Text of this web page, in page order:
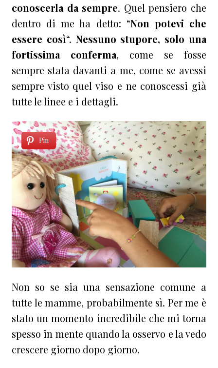
conoscerla da sempre. Quel pensiero che
dentro di me ha detto: “Non potevi che
essere così“. Nessuno stupore, solo una
fortissima conferma, come se fosse
sempre stata davanti a me, come se avessi
sempre visto quel viso e ne conoscessi già
tutte le linee e i dettagli.
Pin
Non so se sia una sensazione comune a
tutte le mamme, probabilmente sì. Per me è
stato un momento incredibile che mi torna
spesso in mente quando la osservo e la vedo
crescere giorno dopo giorno.